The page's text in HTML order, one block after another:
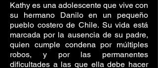
Kathy es una adolescente que vive con
su hermano Danilo en un pequeño
pueblo costero de Chile. Su vida está
marcada por la ausencia de su padre,
quien cumple condena por múltiples
robos, y por las permanentes
dificultades a las que ella debe hacer